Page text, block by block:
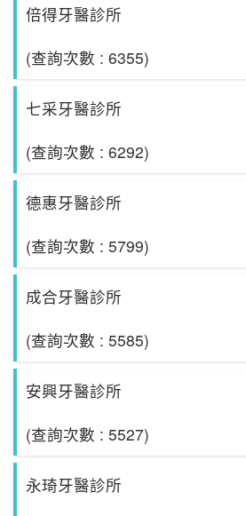
倍得牙醫診所
(查詢次數 : 6355)
七采牙醫診所
(查詢次數 : 6292)
德惠牙醫診所
(查詢次數 : 5799)
成合牙醫診所
(查詢次數 : 5585)
安興牙醫診所
(查詢次數 : 5527)
永琦牙醫診所